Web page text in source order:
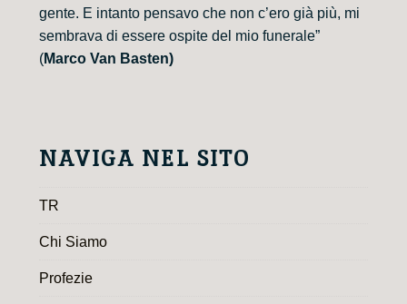
gente. E intanto pensavo che non c’ero già più, mi
sembrava di essere ospite del mio funerale”
(Marco Van Basten)
NAVIGA NEL SITO
TR
Chi Siamo
Profezie